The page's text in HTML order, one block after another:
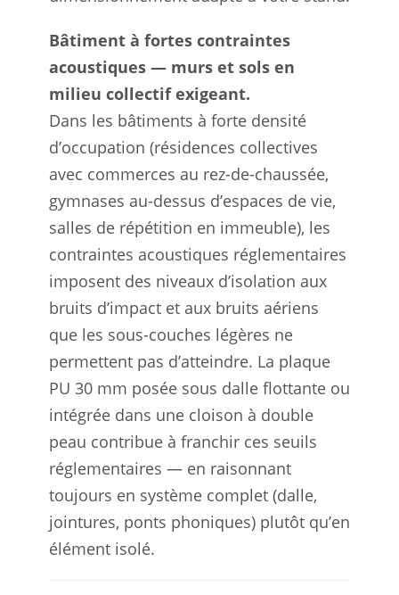
Bâtiment à fortes contraintes
acoustiques — murs et sols en
milieu collectif exigeant.
Dans les bâtiments à forte densité
d’occupation (résidences collectives
avec commerces au rez-de-chaussée,
gymnases au-dessus d’espaces de vie,
salles de répétition en immeuble), les
contraintes acoustiques réglementaires
imposent des niveaux d’isolation aux
bruits d’impact et aux bruits aériens
que les sous-couches légères ne
permettent pas d’atteindre. La plaque
PU 30 mm posée sous dalle flottante ou
intégrée dans une cloison à double
peau contribue à franchir ces seuils
réglementaires — en raisonnant
toujours en système complet (dalle,
jointures, ponts phoniques) plutôt qu’en
élément isolé.